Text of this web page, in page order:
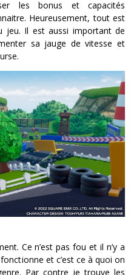
les bonus et capacités
Heureusement, tout est
jeu. Il est aussi important de
sa jauge de vitesse et
Ce n’est pas fou et il n’y a
et c’est ce à quoi on
Par contre je trouve les